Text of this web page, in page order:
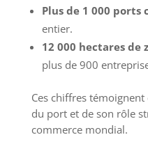
Plus de 1 000 ports
entier.
12 000 hectares de
plus de 900
Ces chiffres
du port et de son rôle
commerce mondial.